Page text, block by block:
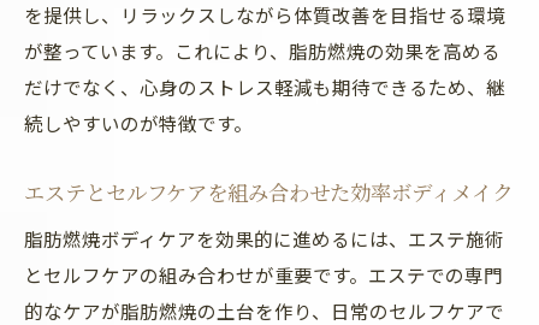
を提供し、リラックスしながら体質改善を目指せる環境
が整っています。これにより、脂肪燃焼の効果を高める
だけでなく、心身のストレス軽減も期待できるため、継
続しやすいのが特徴です。
エステとセルフケアを組み合わせた効率ボディメイク
脂肪燃焼ボディケアを効果的に進めるには、エステ施術
とセルフケアの組み合わせが重要です。エステでの専門
的なケアが脂肪燃焼の土台を作り、日常のセルフケアで